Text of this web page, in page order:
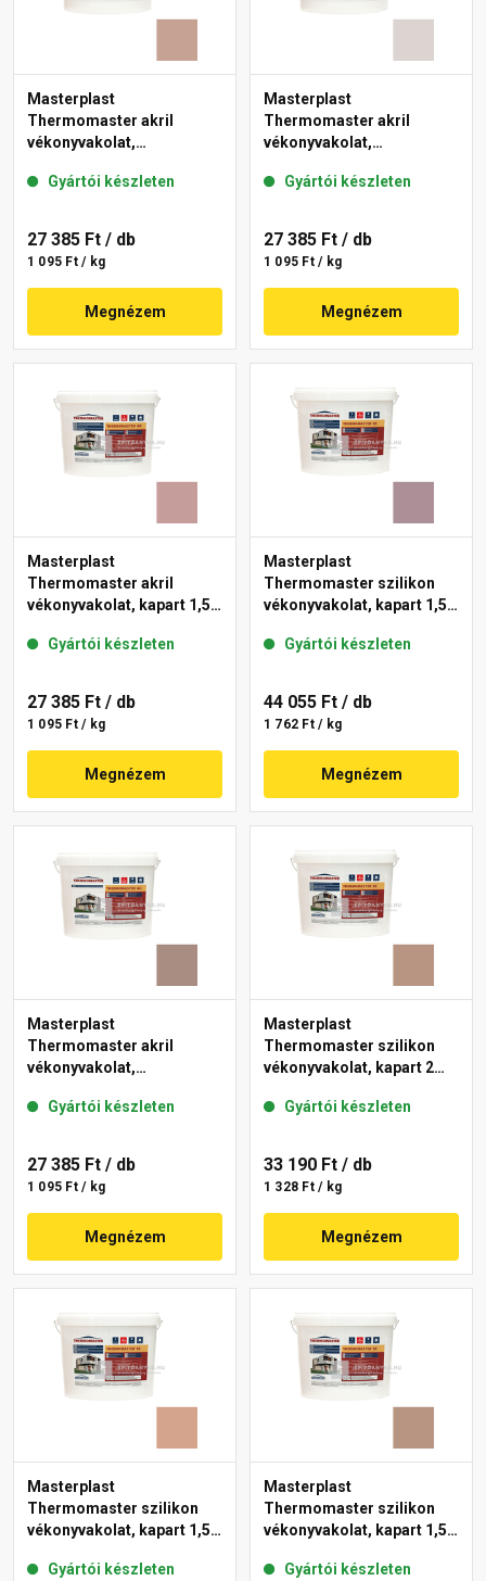
Masterplast
Thermomaster akril
vékonyvakolat,
13-C 25 kg
Gyártói készleten
27 385 Ft / db
1 095 Ft / kg
Megnézem
Masterplast
Thermomaster akril
vékonyvakolat,
49-E 25 kg
Gyártói készleten
27 385 Ft / db
1 095 Ft / kg
Megnézem
Masterplast
Thermomaster akril
vékonyvakolat, kapart 1,5
Gyártói készleten
27 385 Ft / db
1 095 Ft / kg
Megnézem
Masterplast
Thermomaster szilikon
vékonyvakolat, kapart 1,5
Gyártói készleten
44 055 Ft / db
1 762 Ft / kg
Megnézem
Masterplast
Thermomaster akril
vékonyvakolat,
14-C 25 kg
Gyártói készleten
27 385 Ft / db
1 095 Ft / kg
Megnézem
Masterplast
Thermomaster szilikon
vékonyvakolat, kapart 2
Gyártói készleten
33 190 Ft / db
1 328 Ft / kg
Megnézem
Masterplast
Thermomaster szilikon
vékonyvakolat, kapart 1,5
Gyártói készleten
Masterplast
Thermomaster szilikon
vékonyvakolat, kapart 1,5
Gyártói készleten